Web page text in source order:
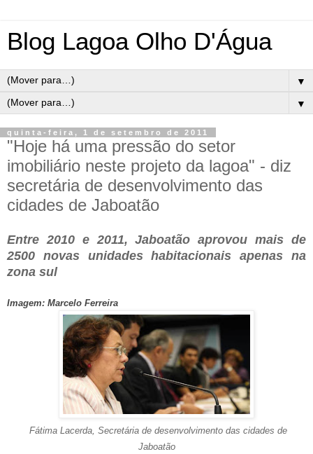
Blog Lagoa Olho D'Água
▼
▼
quinta-feira, 1 de setembro de 2011
"Hoje há uma pressão do setor
imobiliário neste projeto da lagoa" - diz
secretária de desenvolvimento das
cidades de Jaboatão
Entre 2010 e 2011, Jaboatão aprovou mais de
2500 novas unidades habitacionais apenas na
zona sul
Imagem: Marcelo Ferreira
Fátima Lacerda, Secretária de desenvolvimento das cidades de
Jaboatão